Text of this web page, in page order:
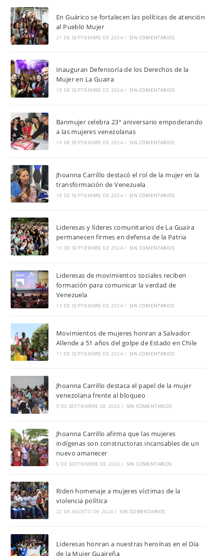
En Guárico se fortalecen las políticas de atención
al Pueblo Mujer
21 DE SEPTIEMBRE DE 2024 / SIN COMENTARIOS
Inauguran Defensoría de los Derechos de la
Mujer en La Guaira
19 DE SEPTIEMBRE DE 2024 / SIN COMENTARIOS
Banmujer celebra 23° aniversario empoderando
a las mujeres venezolanas
19 DE SEPTIEMBRE DE 2024 / SIN COMENTARIOS
Jhoanna Carrillo destacó el rol de la mujer en la
transformación de Venezuela
18 DE SEPTIEMBRE DE 2024 / SIN COMENTARIOS
Lideresas y líderes comunitarios de La Guaira
permanecen firmes en defensa de la Patria
15 DE SEPTIEMBRE DE 2024 / SIN COMENTARIOS
Lideresas de movimientos sociales reciben
formación para comunicar la verdad de
Venezuela
13 DE SEPTIEMBRE DE 2024 / SIN COMENTARIOS
Movimientos de mujeres honran a Salvador
Allende a 51 años del golpe de Estado en Chile
11 DE SEPTIEMBRE DE 2024 / SIN COMENTARIOS
Jhoanna Carrillo destaca el papel de la mujer
venezolana frente al bloqueo
9 DE SEPTIEMBRE DE 2024 / SIN COMENTARIOS
Jhoanna Carrillo afirma que las mujeres
indígenas son constructoras incansables de un
nuevo amanecer
5 DE SEPTIEMBRE DE 2024 / SIN COMENTARIOS
Riden homenaje a mujeres víctimas de la
violencia política
22 DE AGOSTO DE 2024 / SIN COMENTARIOS
Lideresas honran a nuestras heroínas en el Día
de la Mujer Guaireña